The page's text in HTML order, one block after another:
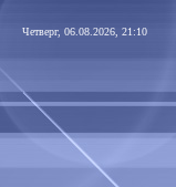
Четверг, 06.08.2026, 21:10